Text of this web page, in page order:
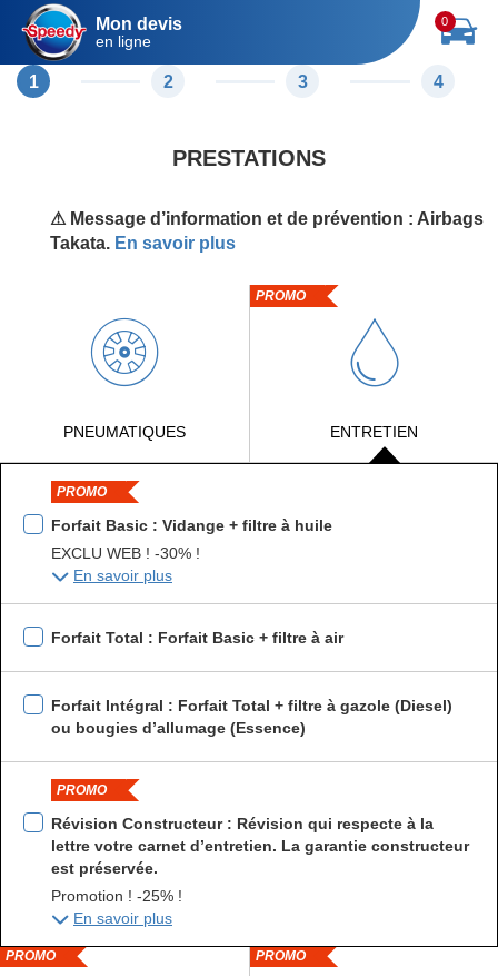
Mon devis
en ligne
0
1 2 3 4
PRESTATIONS
⚠ Message d’information et de prévention : Airbags
Takata. En savoir plus
PNEUMATIQUES
PROMO
ENTRETIEN
PROMO
Forfait Basic : Vidange + filtre à huile
EXCLU WEB ! -30% !
En savoir plus
Forfait Total : Forfait Basic + filtre à air
Forfait Intégral : Forfait Total + filtre à gazole (Diesel)
ou bougies d’allumage (Essence)
PROMO
Révision Constructeur : Révision qui respecte à la
lettre votre carnet d’entretien. La garantie constructeur
est préservée.
Promotion ! -25% !
En savoir plus
PROMO PROMO